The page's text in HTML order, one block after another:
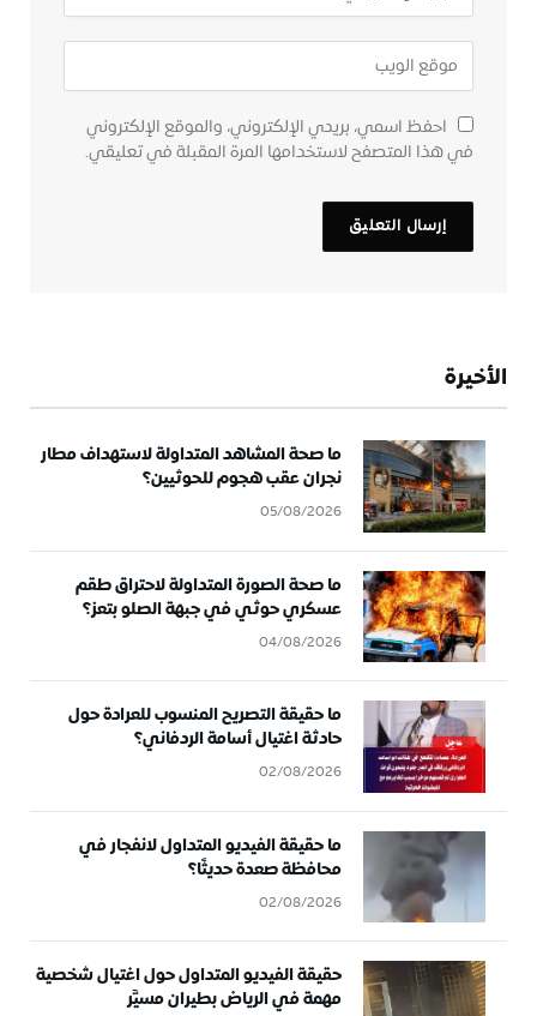
احفظ اسمي، بريدي الإلكتروني، والموقع الإلكتروني
في هذا المتصفح لاستخدامها المرة المقبلة في تعليقي.
الأخيرة
ما صحة المشاهد المتداولة لاستهداف مطار
نجران عقب هجوم للحوثيين؟
05/08/2026
ما صحة الصورة المتداولة لاحتراق طقم
عسكري حوثي في جبهة الصلو بتعز؟
04/08/2026
ما حقيقة التصريح المنسوب للعرادة حول
حادثة اغتيال أسامة الردفاني؟
02/08/2026
ما حقيقة الفيديو المتداول لانفجار في
محافظة صعدة حديثًا؟
02/08/2026
حقيقة الفيديو المتداول حول اغتيال شخصية
مهمة في الرياض بطيران مسيَّر